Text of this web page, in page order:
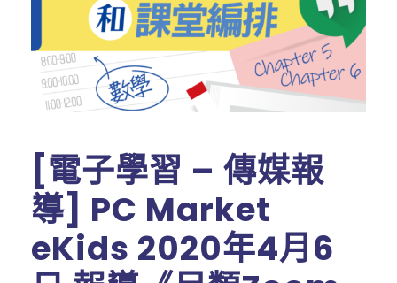
[電子學習 – 傳媒報
導] PC Market
eKids 2020年4月6